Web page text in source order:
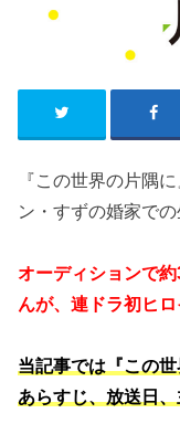
『この世界の片隅
ン・すずの婚家で
オーディションで
んが、連ドラ初ヒ
当記事では『この
あらすじ、放送日